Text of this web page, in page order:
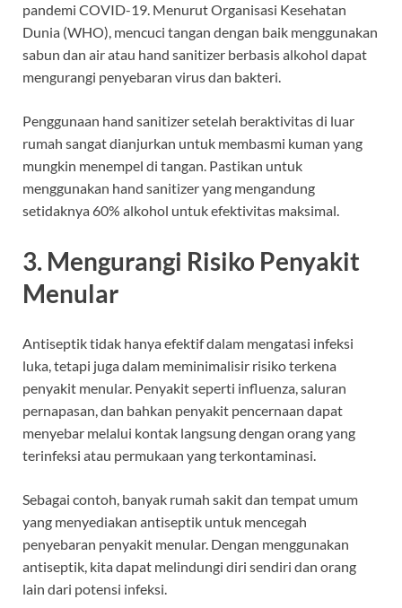
pandemi COVID-19. Menurut Organisasi Kesehatan
Dunia (WHO), mencuci tangan dengan baik menggunakan
sabun dan air atau hand sanitizer berbasis alkohol dapat
mengurangi penyebaran virus dan bakteri.
Penggunaan hand sanitizer setelah beraktivitas di luar
rumah sangat dianjurkan untuk membasmi kuman yang
mungkin menempel di tangan. Pastikan untuk
menggunakan hand sanitizer yang mengandung
setidaknya 60% alkohol untuk efektivitas maksimal.
3. Mengurangi Risiko Penyakit
Menular
Antiseptik tidak hanya efektif dalam mengatasi infeksi
luka, tetapi juga dalam meminimalisir risiko terkena
penyakit menular. Penyakit seperti influenza, saluran
pernapasan, dan bahkan penyakit pencernaan dapat
menyebar melalui kontak langsung dengan orang yang
terinfeksi atau permukaan yang terkontaminasi.
Sebagai contoh, banyak rumah sakit dan tempat umum
yang menyediakan antiseptik untuk mencegah
penyebaran penyakit menular. Dengan menggunakan
antiseptik, kita dapat melindungi diri sendiri dan orang
lain dari potensi infeksi.